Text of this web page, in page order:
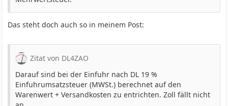
Das steht doch auch so in meinem Post:
Zitat von DL4ZAO
Darauf sind bei der Einfuhr nach DL 19 %
Einfuhrumsatzsteuer (MWSt.) berechnet auf den
Warenwert + Versandkosten zu entrichten. Zoll fällt nicht